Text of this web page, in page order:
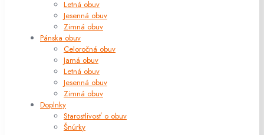
Letná obuv
Jesenná obuv
Zimná obuv
Pánska obuv
Celoročná obuv
Jarná obuv
Letná obuv
Jesenná obuv
Zimná obuv
Doplnky
Starostlivosť o obuv
Šnúrky